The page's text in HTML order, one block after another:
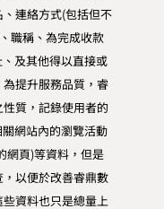
連絡方式(包括但不
職稱、為完成收款
及其他得以直接或
提升服務品質，睿
質，記錄使用者的
網站內的瀏覽活動
網頁)等資料，但是
以便於改善睿鼎數
資料也只是總量上